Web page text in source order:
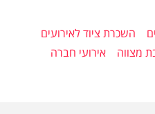
השכרת ציוד לאירועים
מצווה
אירועי חברה